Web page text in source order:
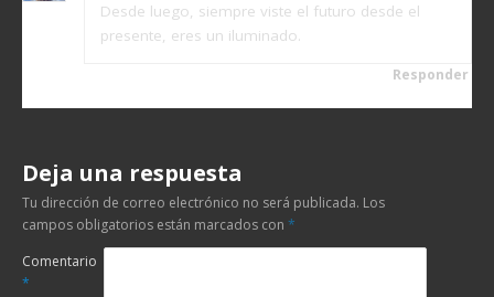
Desde luego, siempre viste el futuro desde el
presente, eres un iluminado.
Responder
Deja una respuesta
Tu dirección de correo electrónico no será publicada. Los
campos obligatorios están marcados con*
Comentario
*